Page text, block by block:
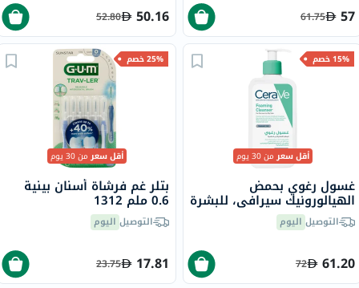
57
61.75
50.16
52.80
15% خصم
أقل سعرمن 30 يوم
غسول رغوي بحمض
الهيالورونيك سيرافي، للبشرة
العادية إلى الدهنية، 236 مل
التوصيل اليوم
61.20
72
25% خصم
أقل سعرمن 30 يوم
بتلر غم فرشاة أسنان بينية
0.6 ملم 1312
التوصيل اليوم
17.81
23.75